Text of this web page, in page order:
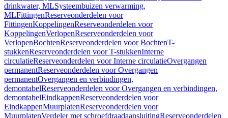
drinkwater, MLSysteembuizen verwarming,
MLFittingenReserveonderdelen voor
FittingenKoppelingenReserveonderdelen voor
KoppelingenVerlopenReserveonderdelen voor
VerlopenBochtenReserveonderdelen voor BochtenT-
stukkenReserveonderdelen voor T-stukkenInterne
circulatieReserveonderdelen voor Interne circulatieOvergangen
permanentReserveonderdelen voor Overgangen
permanentOvergangen en verbindingen,
demontabelReserveonderdelen voor Overgangen en verbindingen,
demontabelEindkappenReserveonderdelen voor
EindkappenMuurplatenReserveonderdelen voor
MuurplatenVerdeler met schroefdraadaansluitingReserveonderdelen